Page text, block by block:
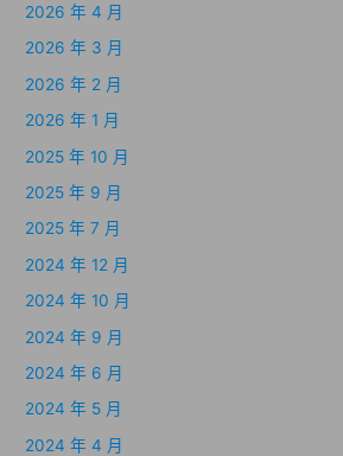
2026 年 4 月
2026 年 3 月
2026 年 2 月
2026 年 1 月
2025 年 10 月
2025 年 9 月
2025 年 7 月
2024 年 12 月
2024 年 10 月
2024 年 9 月
2024 年 6 月
2024 年 5 月
2024 年 4 月